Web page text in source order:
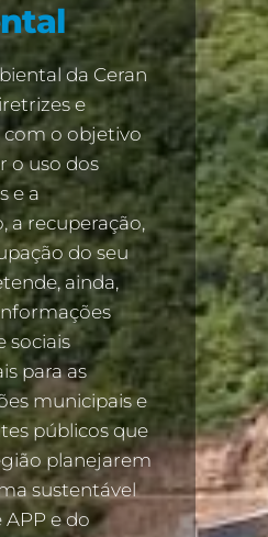
da Ceran
e
com o objetivo
o uso dos
e a
a recuperação,
do seu
ainda,
sociais
para as
municipais e
públicos que
planejarem
sustentável
APP e do